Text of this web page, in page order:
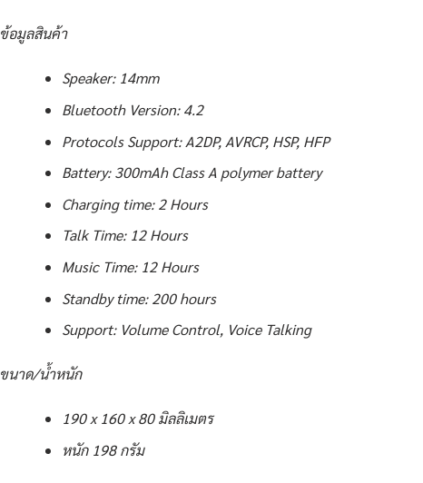
ข้อมูลสินค้า
Speaker: 14mm
Bluetooth Version: 4.2
Protocols Support: A2DP, AVRCP, HSP, HFP
Battery: 300mAh Class A polymer battery
Charging time: 2 Hours
Talk Time: 12 Hours
Music Time: 12 Hours
Standby time: 200 hours
Support: Volume Control, Voice Talking
ขนาด/น้ำหนัก
190 x 160 x 80 มิลลิเมตร
หนัก 198 กรัม